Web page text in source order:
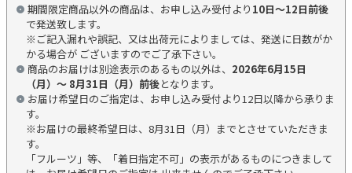
期間限定商品以外の商品は、お申し込み受付より 10日～12日前後
で発送致します。
※ご記入漏れや誤記、又は出荷元によりましては、発送に日数がか
かる場合が ございますのでご了承下さい。
商品のお届けは別途表示のあるもの以外は、 2026年6月15日
（月）～ 8月31日（月）前後となります。
お届け希望日のご指定は、お申し込み受付より12日以降から承りま
す。
※お届けの最終希望日は、8月31日（月）までとさせていただきま
す。
「フルーツ」等、「着日指定不可」の表示があるものにつきまして